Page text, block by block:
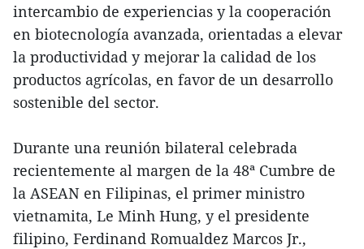
intercambio de experiencias y la cooperación
en biotecnología avanzada, orientadas a elevar
la productividad y mejorar la calidad de los
productos agrícolas, en favor de un desarrollo
sostenible del sector.
Durante una reunión bilateral celebrada
recientemente al margen de la 48ª Cumbre de
la ASEAN en Filipinas, el primer ministro
vietnamita, Le Minh Hung, y el presidente
filipino, Ferdinand Romualdez Marcos Jr.,